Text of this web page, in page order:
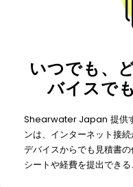
いつでも、
バイスで
Shearwater Japan 提供
ンは、インターネット接
デバイスからでも見積書
シートや経費を提出できる